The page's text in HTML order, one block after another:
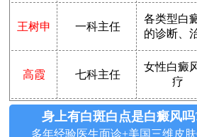
王树申 一科主任
各类型白
的诊断、
高霞 七科主任
女性白癜
疗
身上有白斑白点是白癜风吗
多年经验医生面诊+美国三维皮